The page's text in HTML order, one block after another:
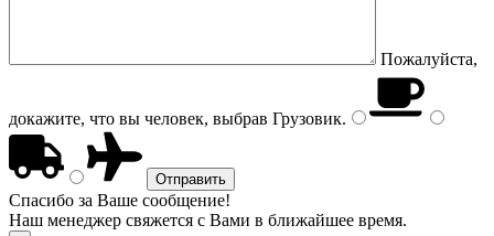
Пожалуйста,
докажите, что вы человек, выбрав Грузовик.
Спасибо за Ваше сообщение!
Наш менеджер свяжется с Вами в ближайшее время.